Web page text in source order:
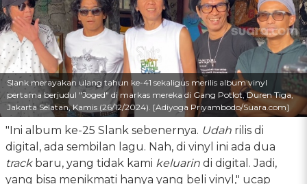
Slank merayakan ulang tahun ke-41 sekaligus merilis album vinyl
pertama berjudul "Joged" di markas mereka di Gang Potlot, Duren Tiga,
Jakarta Selatan, Kamis (26/12/2024). [Adiyoga Priyambodo/Suara.com]
"Ini album ke-25 Slank sebenernya. Udah rilis di
digital, ada sembilan lagu. Nah, di vinyl ini ada dua
trackbaru, yang tidak kami keluarin di digital. Jadi,
yang bisa menikmati hanya yang beli vinyl," ucap